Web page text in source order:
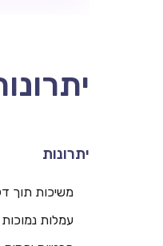
יתרונות
משיכות תוך
עמלות נמוכות